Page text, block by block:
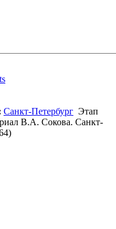
Санкт-Петербург Этап
В.А. Сокова. Санкт-